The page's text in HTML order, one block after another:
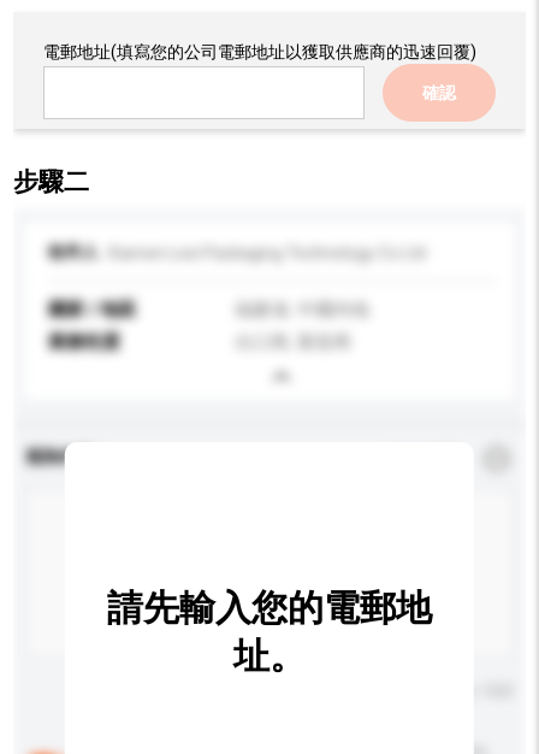
電郵地址(填寫您的公司電郵地址以獲取供應商的迅速回覆)
確認
步驟二
收件人
國家 / 地區
業務性質
查詢內容
請先輸入您的電郵地
址。